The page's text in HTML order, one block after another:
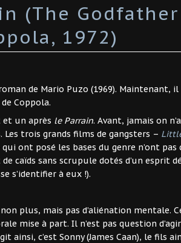
(The
1972)
de Mario Puzo (1969). Maintenant,
Coppola.
et un après le Parrain. Avant, jamais on
Les trois grands films de gangsters –
ont posé les bases du genre n’ont pas
caïds sans scrupule dotés d’un esprit
s’identifier à eux !).
plus, mais pas d’aliénation mentale.
mise à part. Il n’est pas question
ainsi, c’est Sonny (James Caan), le fils